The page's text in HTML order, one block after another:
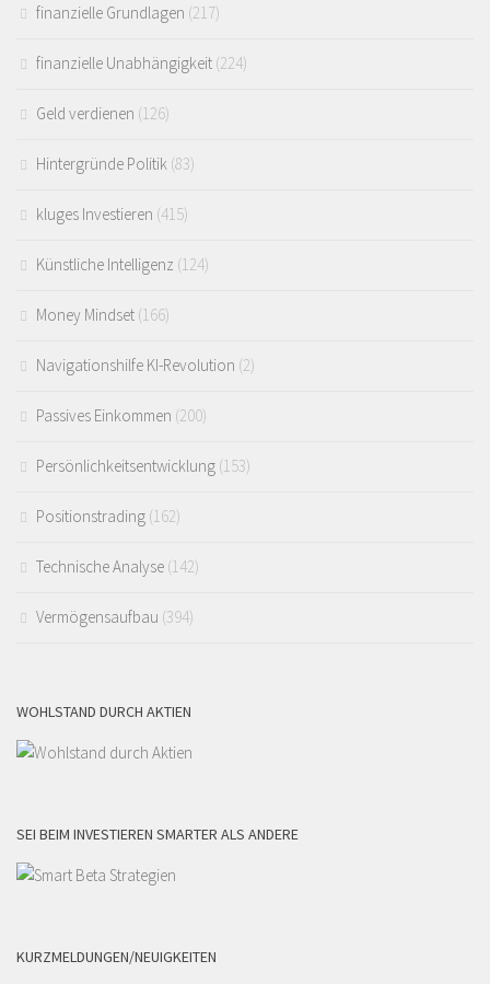
finanzielle Grundlagen (217)
finanzielle Unabhängigkeit (224)
Geld verdienen (126)
Hintergründe Politik (83)
kluges Investieren (415)
Künstliche Intelligenz (124)
Money Mindset (166)
Navigationshilfe KI-Revolution (2)
Passives Einkommen (200)
Persönlichkeitsentwicklung (153)
Positionstrading (162)
Technische Analyse (142)
Vermögensaufbau (394)
WOHLSTAND DURCH AKTIEN
SEI BEIM INVESTIEREN SMARTER ALS ANDERE
KURZMELDUNGEN/NEUIGKEITEN